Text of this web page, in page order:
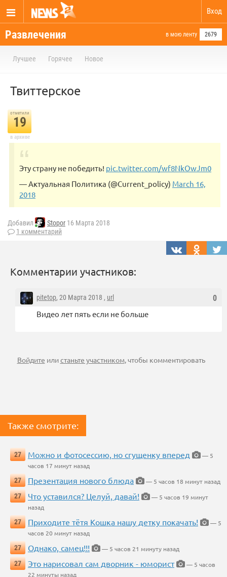
Вход
Развлечения в мою ленту 2679
Лучшее Горячее Новое
Твиттерское
отметили
19
в архиве
Эту страну не победить! pic.twitter.com/wf8NkOwJm0
— Актуальная Политика (@Current_policy) March 16,
2018
Добавил Stopor 16 Марта 2018
1 комментарий
Комментарии участников:
0
pitetop, 20 Марта 2018 , url
Видео лет пять если не больше
Войдите илистаньте участником, чтобы комментировать
Также смотрите:
27 Можно и фотосессию, но сгущенку вперед
— 5
часов 17 минут назад
27
Презентация нового блюда
— 5 часов 18 минут назад
27
Что уставился? Целуй, давай!
— 5 часов 19 минут
назад
27
Приходите тётя Кошка нашу детку покачать!
— 5
часов 20 минут назад
27
Однако, самец!!!
— 5 часов 21 минуту назад
27
Это нарисовал сам дворник - юморист
— 5 часов
22 минуты назад